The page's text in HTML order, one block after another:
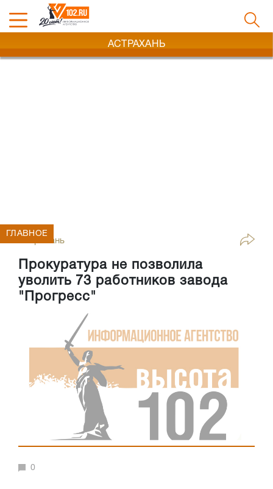
АСТРАХАНЬ
Астрахань
Прокуратура не позволила
уволить 73 работников завода
"Прогресс"
ГЛАВНОЕ
0